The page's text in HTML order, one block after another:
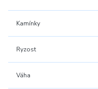
Kamínky
Ryzost
Váha